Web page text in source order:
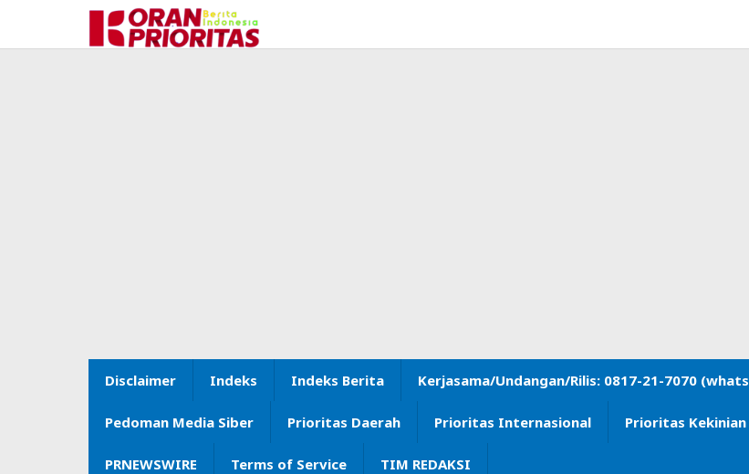
konten
Disclaimer Indeks Indeks Berita Kerjasama/Undangan/Rilis: 0817-21-7070
Pedoman Media Siber Prioritas Daerah Prioritas Internasional Prioritas Kekinian
PRNEWSWIRE Terms of Service TIM REDAKSI